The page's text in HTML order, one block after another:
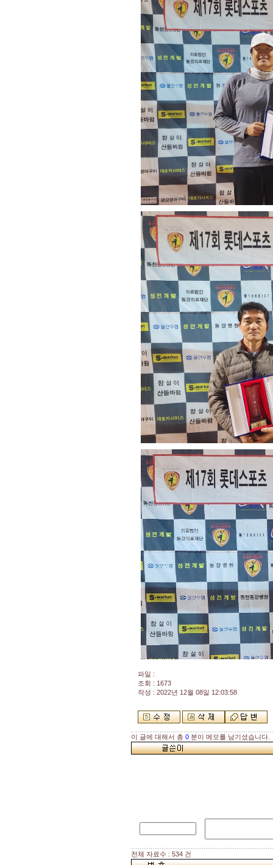
파일 :
조회 : 1673
작성 : 2022년 12월 08일 12:03:58
이 글에 대해서 총 0 분이 메모를 남기셨습니다.
전체 자료수 : 534 건